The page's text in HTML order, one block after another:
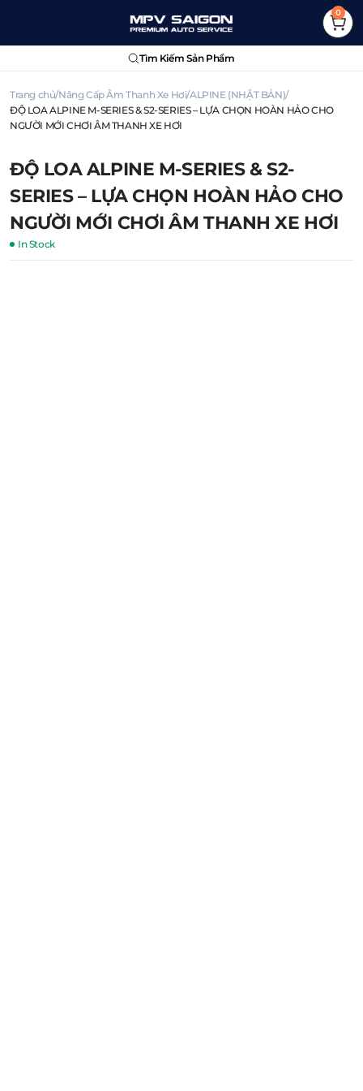
0
Tìm Kiếm Sản Phẩm
Trang chủ Nâng Cấp Âm Thanh Xe Hơi ALPINE (NHẬT BẢN)
ĐỘ LOA ALPINE M-SERIES & S2-SERIES – LỰA CHỌN HOÀN HẢO CHO
NGƯỜI MỚI CHƠI ÂM THANH XE HƠI
ĐỘ LOA ALPINE M-SERIES & S2-
SERIES – LỰA CHỌN HOÀN HẢO CHO
NGƯỜI MỚI CHƠI ÂM THANH XE HƠI
In Stock